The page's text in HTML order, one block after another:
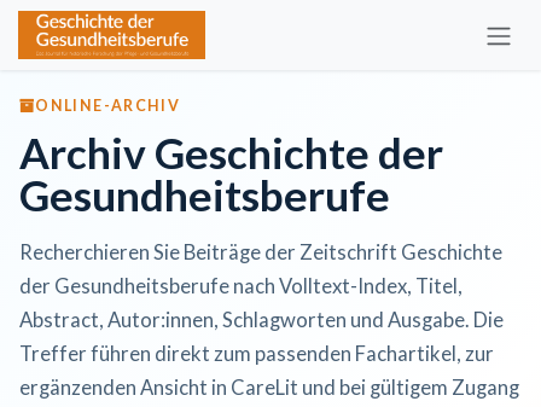
Zum Inhalt springen
ONLINE-ARCHIV
Archiv Geschichte der
Gesundheitsberufe
Recherchieren Sie Beiträge der Zeitschrift Geschichte
der Gesundheitsberufe nach Volltext-Index, Titel,
Abstract, Autor:innen, Schlagworten und Ausgabe. Die
Treffer führen direkt zum passenden Fachartikel, zur
ergänzenden Ansicht in CareLit und bei gültigem Zugang